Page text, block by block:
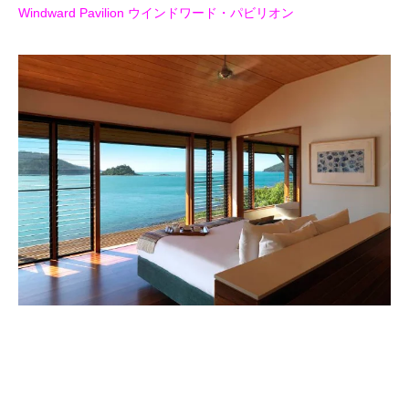
Windward Pavilion ウインドワード・パビリオン